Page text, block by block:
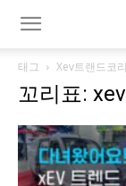
태그 Xev트랜드코
꼬리표: